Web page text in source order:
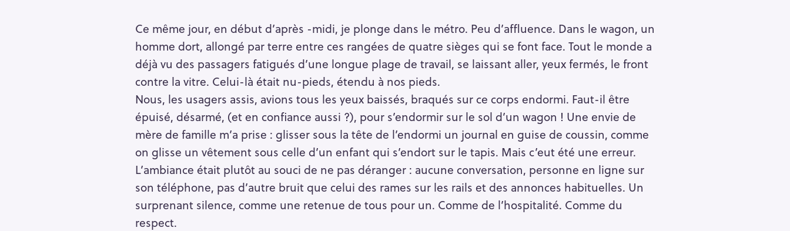
Ce même jour, en début d’après -midi, je plonge dans le métro. Peu d’affluence. Dans le wagon, un
homme dort, allongé par terre entre ces rangées de quatre sièges qui se font face. Tout le monde a
déjà vu des passagers fatigués d’une longue plage de travail, se laissant aller, yeux fermés, le front
contre la vitre. Celui-là était nu-pieds, étendu à nos pieds.
Nous, les usagers assis, avions tous les yeux baissés, braqués sur ce corps endormi. Faut-il être
épuisé, désarmé, (et en confiance aussi ?), pour s’endormir sur le sol d’un wagon ! Une envie de
mère de famille m’a prise : glisser sous la tête de l’endormi un journal en guise de coussin, comme
on glisse un vêtement sous celle d’un enfant qui s’endort sur le tapis. Mais c’eut été une erreur.
L’ambiance était plutôt au souci de ne pas déranger : aucune conversation, personne en ligne sur
son téléphone, pas d’autre bruit que celui des rames sur les rails et des annonces habituelles. Un
surprenant silence, comme une retenue de tous pour un. Comme de l’hospitalité. Comme du
respect.